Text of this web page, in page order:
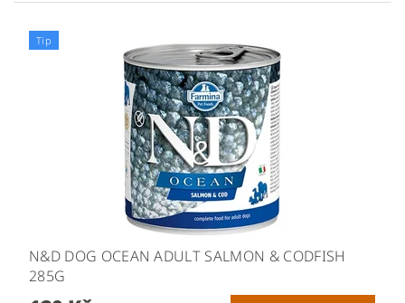
Tip
N&D DOG OCEAN ADULT SALMON & CODFISH
285G